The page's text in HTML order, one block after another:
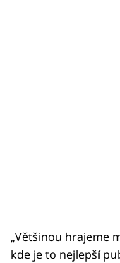
„Většinou hrajeme
kde je to nejlepší